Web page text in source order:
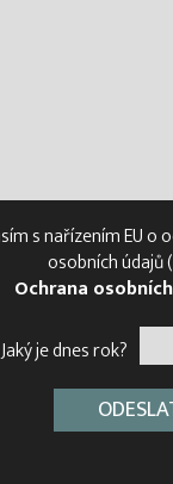
s nařízením EU o
osobních údajů
Ochrana
Jaký je dnes rok?